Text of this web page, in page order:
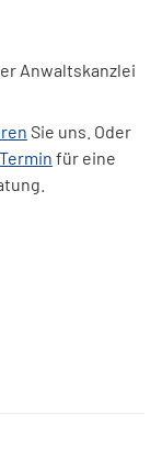
Anwaltskanzlei
Sie uns. Oder
für eine